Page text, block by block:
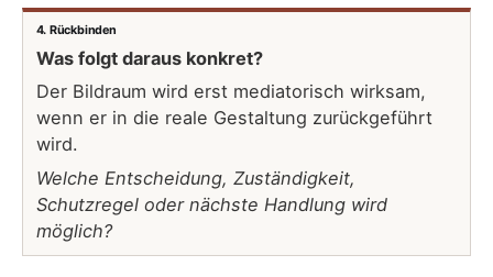
4. Rückbinden
Was folgt daraus konkret?
Der Bildraum wird erst mediatorisch wirksam,
wenn er in die reale Gestaltung zurückgeführt
wird.
Welche Entscheidung, Zuständigkeit,
Schutzregel oder nächste Handlung wird
möglich?